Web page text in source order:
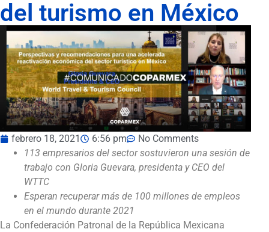
del turismo en México
febrero 18, 2021 6:56 pm
No Comments
113 empresarios del sector sostuvieron una sesión de
trabajo con Gloria Guevara, presidenta y CEO del
WTTC
Esperan recuperar más de 100 millones de empleos
en el mundo durante 2021
La Confederación Patronal de la República Mexicana